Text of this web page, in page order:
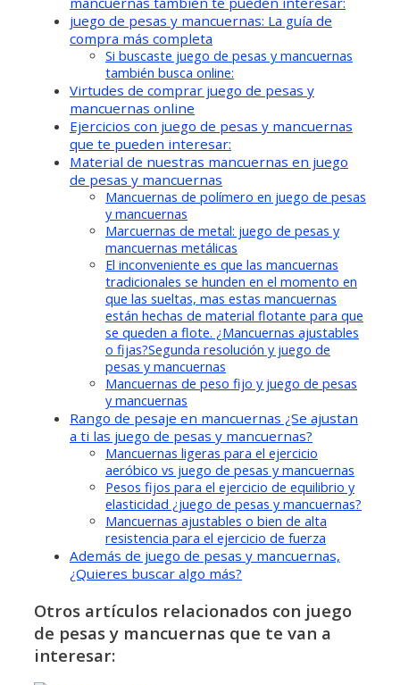
juego de pesas y mancuernas: La guía de
compra más completa
Si buscaste juego de pesas y mancuernas
también busca online:
Virtudes de comprar juego de pesas y
mancuernas online
Ejercicios con juego de pesas y mancuernas
que te pueden interesar:
Material de nuestras mancuernas en juego
de pesas y mancuernas
Mancuernas de polímero en juego de pesas
y mancuernas
Marcuernas de metal: juego de pesas y
mancuernas metálicas
El inconveniente es que las mancuernas
tradicionales se hunden en el momento en
que las sueltas, mas estas mancuernas
están hechas de material flotante para que
se queden a flote. ¿Mancuernas ajustables
o fijas?Segunda resolución y juego de
pesas y mancuernas
Mancuernas de peso fijo y juego de pesas
y mancuernas
Rango de pesaje en mancuernas ¿Se ajustan
a ti las juego de pesas y mancuernas?
Mancuernas ligeras para el ejercicio
aeróbico vs juego de pesas y mancuernas
Pesos fijos para el ejercicio de equilibrio y
elasticidad ¿juego de pesas y mancuernas?
Mancuernas ajustables o bien de alta
resistencia para el ejercicio de fuerza
Además de juego de pesas y mancuernas,
¿Quieres buscar algo más?
Otros artículos relacionados con juego
de pesas y mancuernas que te van a
interesar: